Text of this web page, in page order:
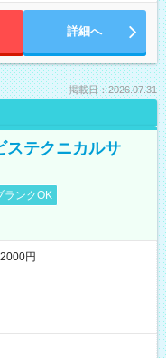
詳細へ
掲載日：2026.07.31
ステクニカルサ
ランクOK
円